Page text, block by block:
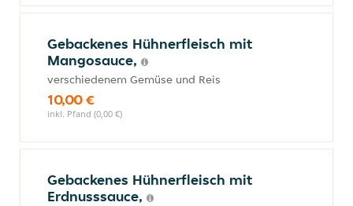
Gebackenes Hühnerfleisch mit
Mangosauce,
verschiedenem Gemüse und Reis
10,00 €
inkl. Pfand (0,00 €)
Gebackenes Hühnerfleisch mit
Erdnusssauce,